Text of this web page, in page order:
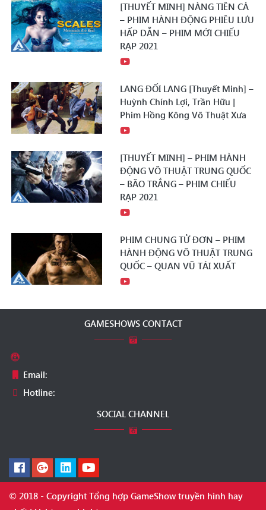
[THUYẾT MINH] NÀNG TIÊN CÁ
– PHIM HÀNH ĐỘNG PHIÊU LƯU
HẤP DẪN – PHIM MỚI CHIẾU
RẠP 2021
LANG ĐỐI LANG [Thuyết Minh] –
Huỳnh Chính Lợi, Trần Hữu |
Phim Hồng Kông Võ Thuật Xưa
[THUYẾT MINH] – PHIM HÀNH
ĐỘNG VÕ THUẬT TRUNG QUỐC
– BÃO TRẮNG – PHIM CHIẾU
RẠP 2021
PHIM CHUNG TỬ ĐƠN – PHIM
HÀNH ĐỘNG VÕ THUẬT TRUNG
QUỐC – QUAN VŨ TÁI XUẤT
GAMESHOWS CONTACT
Email:
Hotline:
SOCIAL CHANNEL
© 2018 - Copyright Tổng hợp GameShow truyền hình hay